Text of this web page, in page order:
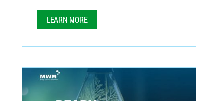
LEARN MORE